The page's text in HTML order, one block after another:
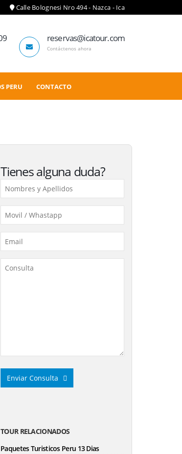
Calle Bolognesi Nro 494 - Nazca - Ica
reservas@icatour.com
Contáctenos ahora
PERU CONTACTO
Tienes alguna duda?
Enviar Consulta
be left
TOUR RELACIONADOS
Paquetes Turisticos Peru 13 Dias